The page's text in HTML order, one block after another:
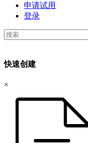
申请试用
登录
快速创建
×